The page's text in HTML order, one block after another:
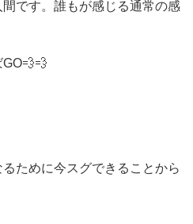
です。誰もが感じる通常の感
ために今スグできることから